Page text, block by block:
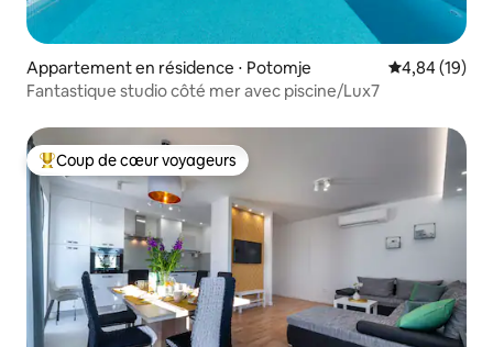
Appartement en résidence ⋅ Potomje Évaluation
4,84 (19)
Fantastique studio côté mer avec piscine/Lux7
Coups de cœur voyageurs les plus appréciés
Coup de cœur voyageurs